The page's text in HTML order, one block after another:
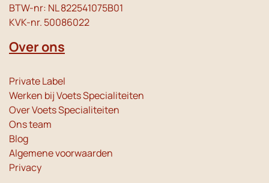
BTW-nr: NL 822541075B01
KVK-nr. 50086022
Over ons
Private Label
Werken bij Voets Specialiteiten
Over Voets Specialiteiten
Ons team
Blog
Algemene voorwaarden
Privacy